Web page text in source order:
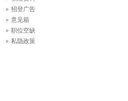
招登广告
意见箱
职位空缺
私隐政策